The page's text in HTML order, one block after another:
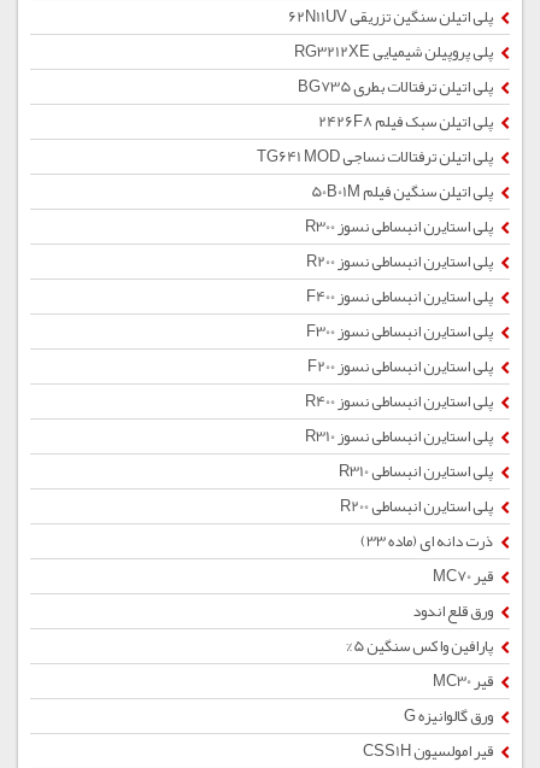
پلی اتیلن سنگین تزریقی 62N11UV
پلی پروپیلن شیمیایی RG3212XE
پلی اتیلن ترفتالات بطری BG735
پلی اتیلن سبک فیلم 2426F8
پلی اتیلن ترفتالات نساجی TG641 MOD
پلی اتیلن سنگین فیلم 50B01M
پلی استایرن انبساطی نسوز R300
پلی استایرن انبساطی نسوز R200
پلی استایرن انبساطی نسوز F400
پلی استایرن انبساطی نسوز F300
پلی استایرن انبساطی نسوز F200
پلی استایرن انبساطی نسوز R400
پلی استایرن انبساطی نسوز R310
پلی استایرن انبساطی R310
پلی استایرن انبساطی R200
ذرت دانه ای (ماده 33)
قیر MC70
ورق قلع اندود
پارافین واکس سنگین 5%
قیر MC30
ورق گالوانیزه G
قیر امولسیون CSS1H